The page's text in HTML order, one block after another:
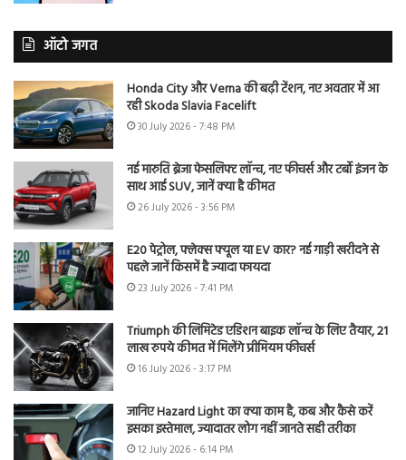
ऑटो जगत
Honda City और Verna की बढ़ी टेंशन, नए अवतार में आ
रही Skoda Slavia Facelift
30 July 2026 - 7:48 PM
नई मारुति ब्रेजा फेसलिफ्ट लॉन्च, नए फीचर्स और टर्बो इंजन के
साथ आई SUV, जानें क्या है कीमत
26 July 2026 - 3:56 PM
E20 पेट्रोल, फ्लेक्स फ्यूल या EV कार? नई गाड़ी खरीदने से
पहले जानें किसमें है ज्यादा फायदा
23 July 2026 - 7:41 PM
Triumph की लिमिटेड एडिशन बाइक लॉन्च के लिए तैयार, 21
लाख रुपये कीमत में मिलेंगे प्रीमियम फीचर्स
16 July 2026 - 3:17 PM
जानिए Hazard Light का क्या काम है, कब और कैसे करें
इसका इस्तेमाल, ज्यादातर लोग नहीं जानते सही तरीका
12 July 2026 - 6:14 PM